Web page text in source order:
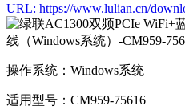
URL: https://www.lulian.cn/
操作系统： Windows系统
适用型号： CM959-75616